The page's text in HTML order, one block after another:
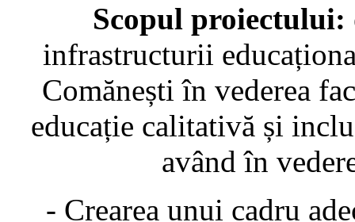
Scopul proiectului:
infrastructurii
Comănești în vederea
educație calitativă și
având în
- Crearea unui cadru